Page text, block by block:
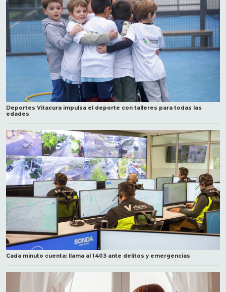
Deportes Vitacura impulsa el deporte con talleres para todas las
edades
Cada minuto cuenta: llama al 1403 ante delitos y emergencias